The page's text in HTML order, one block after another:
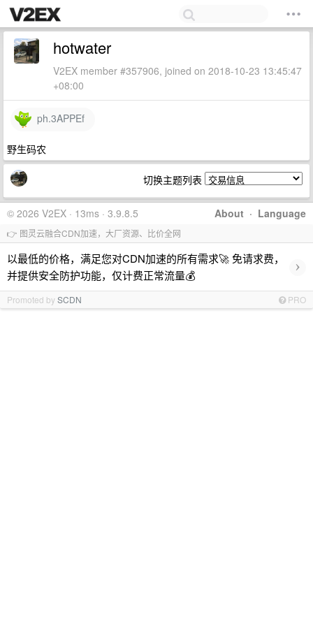
hotwater
V2EX member #357906, joined on 2018-10-23 13:45:47
+08:00
ph.3APPEf
野生码农
切换主题列表
About · Language
© 2026 V2EX · 13ms · 3.9.8.5
👉 图灵云融合CDN加速，大厂资源、比价全网
以最低的价格，满足您对CDN加速的所有需求🚀 免请求费，
并提供安全防护功能，仅计费正常流量💰
›
Promoted bySCDN PRO